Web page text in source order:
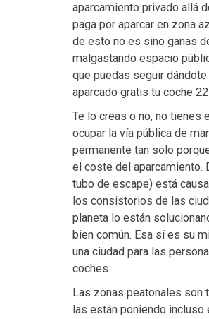
aparcamiento privado allá
paga por aparcar en zona
de esto no es sino ganas
malgastando espacio
que puedas seguir
aparcado gratis tu coche
Te lo creas o no, no tienes
ocupar la vía pública de
permanente tan solo
el coste del aparcamiento.
tubo de escape) está
los consistorios de las
planeta lo están
bien común. Esa sí es su
una ciudad para las
coches.
Las zonas peatonales son
las están poniendo incluso